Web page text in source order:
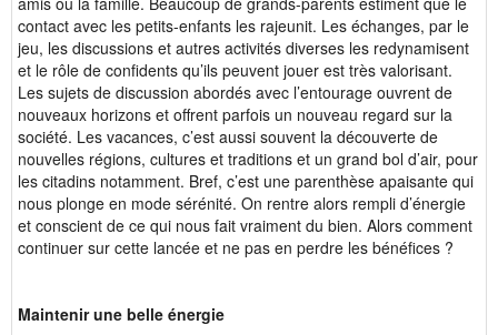
contact avec les petits-enfants les rajeunit. Les échanges, par le
jeu, les discussions et autres activités diverses les redynamisent
et le rôle de confidents qu’ils peuvent jouer est très valorisant.
Les sujets de discussion abordés avec l’entourage ouvrent de
nouveaux horizons et offrent parfois un nouveau regard sur la
société. Les vacances, c’est aussi souvent la découverte de
nouvelles régions, cultures et traditions et un grand bol d’air, pour
les citadins notamment. Bref, c’est une parenthèse apaisante qui
nous plonge en mode sérénité. On rentre alors rempli d’énergie
et conscient de ce qui nous fait vraiment du bien. Alors comment
continuer sur cette lancée et ne pas en perdre les bénéfices ?
Maintenir une belle énergie